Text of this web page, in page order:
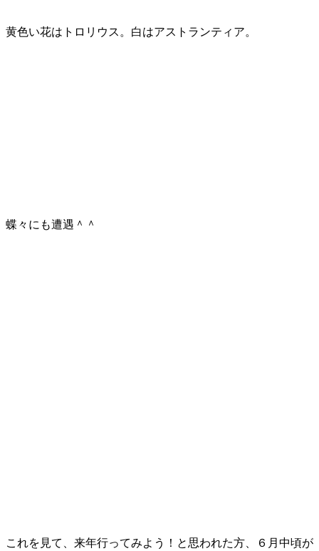
黄色い花はトロリウス。白はアストランティア。
蝶々にも遭遇＾＾
これを見て、来年行ってみよう！と思われた方、６月中頃が